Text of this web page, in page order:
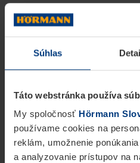
Súhlas
Táto webstránka používa
My spoločnosť Hörmann
používame cookies na
reklám, umožnenie
a analyzovanie prístupov na